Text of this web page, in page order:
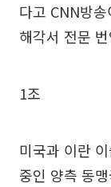
다고 CNN방
해각서 전문
1조
미국과 이란
중인 양측 동